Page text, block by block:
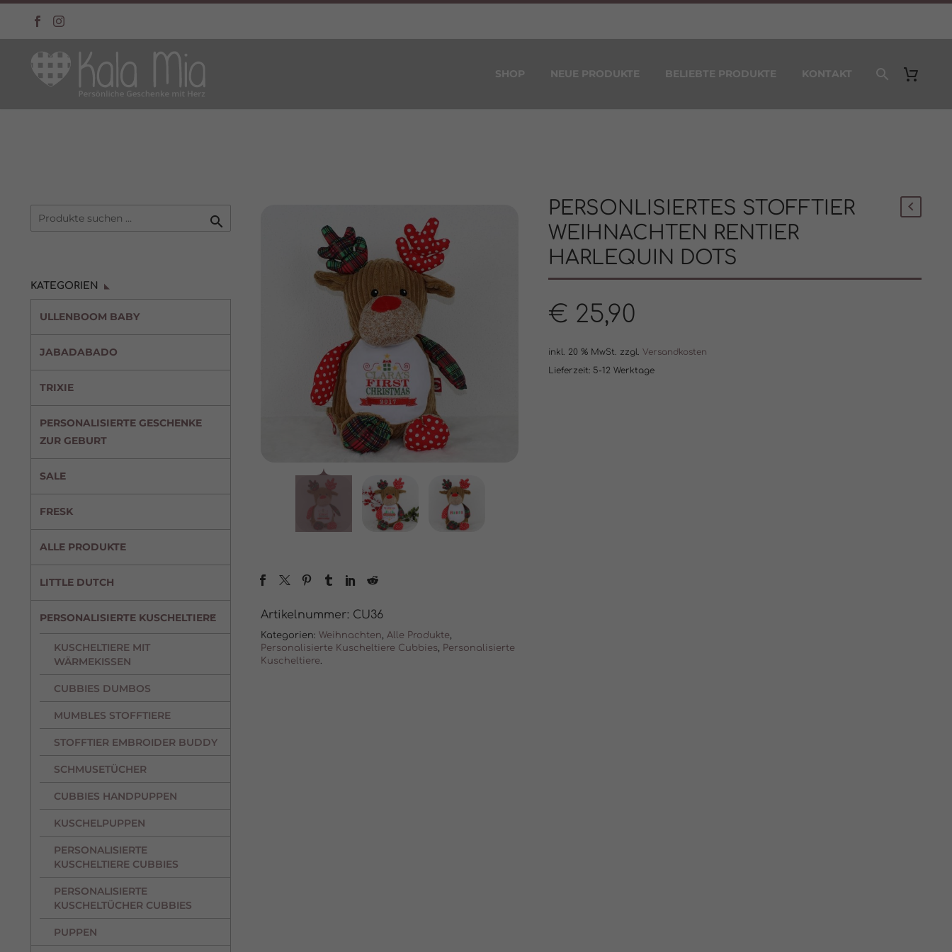
SHOP NEUE PRODUKTE BELIEBTE PRODUKTE KONTAKT
Artikelnummer: CU36
Kategorien: Weihnachten, Alle Produkte,
Personalisierte Kuscheltiere Cubbies, Personalisierte
Kuscheltiere.
PERSONLISIERTES STOFFTIER
WEIHNACHTEN RENTIER
HARLEQUIN DOTS
€ 25,90
inkl. 20 % MwSt. zzgl.Versandkosten
Lieferzeit: 5-12 Werktage

KATEGORIEN
ULLENBOOM BABY
JABADABADO
TRIXIE
PERSONALISIERTE GESCHENKE
ZUR GEBURT
SALE
FRESK
ALLE PRODUKTE
LITTLE DUTCH
PERSONALISIERTE KUSCHELTIERE
KUSCHELTIERE MIT
WÄRMEKISSEN
CUBBIES DUMBOS
MUMBLES STOFFTIERE
STOFFTIER EMBROIDER BUDDY
SCHMUSETÜCHER
CUBBIES HANDPUPPEN
KUSCHELPUPPEN
PERSONALISIERTE
KUSCHELTIERE CUBBIES
PERSONALISIERTE
KUSCHELTÜCHER CUBBIES
PUPPEN